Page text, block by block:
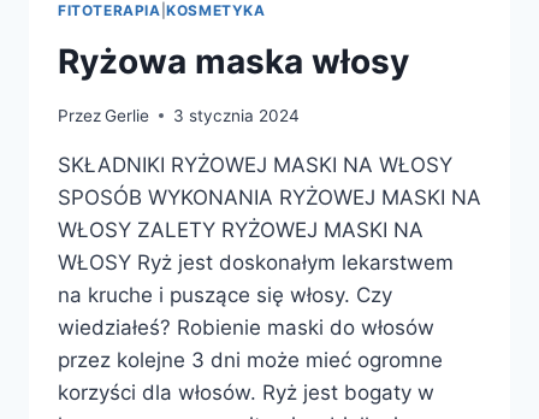
FITOTERAPIA |KOSMETYKA
Ryżowa maska włosy
PrzezGerlie 3 stycznia 2024
SKŁADNIKI RYŻOWEJ MASKI NA WŁOSY
SPOSÓB WYKONANIA RYŻOWEJ MASKI NA
WŁOSY ZALETY RYŻOWEJ MASKI NA
WŁOSY Ryż jest doskonałym lekarstwem
na kruche i puszące się włosy. Czy
wiedziałeś? Robienie maski do włosów
przez kolejne 3 dni może mieć ogromne
korzyści dla włosów. Ryż jest bogaty w